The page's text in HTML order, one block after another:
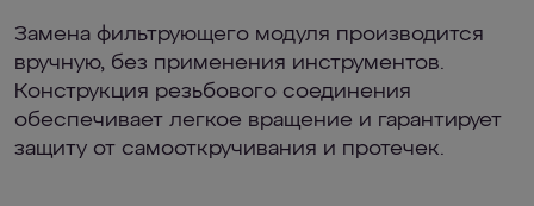
Замена фильтрующего модуля производится
вручную, без применения инструментов.
Конструкция резьбового соединения
обеспечивает легкое вращение и гарантирует
защиту от самооткручивания и протечек.